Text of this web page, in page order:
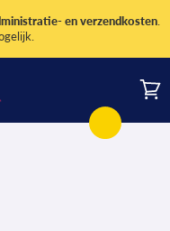
en verzendkosten.